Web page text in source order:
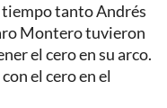
tanto Andrés
Montero tuvieron
el cero en su arco.
el cero en el